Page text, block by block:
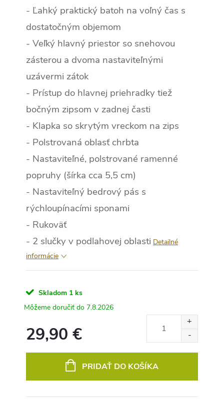
- Ľahký praktický batoh na voľný čas s
dostatočným objemom
- Veľký hlavný priestor so snehovou
zásterou a dvoma nastaviteľnými
uzávermi zátok
- Prístup do hlavnej priehradky tiež
bočným zipsom v zadnej časti
- Klapka so skrytým vreckom na zips
- Polstrovaná oblasť chrbta
- Nastaviteľné, polstrované ramenné
popruhy (šírka cca 5,5 cm)
- Nastaviteľný bedrový pás s
rýchloupínacími sponami
- Rukoväť
- 2 slučky v podlahovej oblasti Detailné
informácie
Skladom 1 ks
7.8.2026
29,90 €
PRIDAŤ DO KOŠÍKA